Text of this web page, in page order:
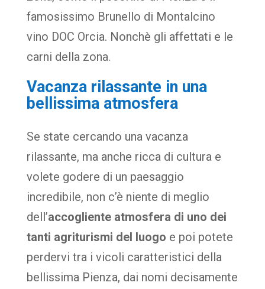
famosissimo Brunello di Montalcino
vino DOC Orcia. Nonchè gli affettati e le
carni della zona.
Vacanza rilassante in una
bellissima atmosfera
Se state cercando una vacanza
rilassante, ma anche ricca di cultura e
volete godere di un paesaggio
incredibile, non c’è niente di meglio
dell’accogliente atmosfera di uno dei
tanti agriturismi del luogo e poi potete
perdervi tra i vicoli caratteristici della
bellissima Pienza, dai nomi decisamente